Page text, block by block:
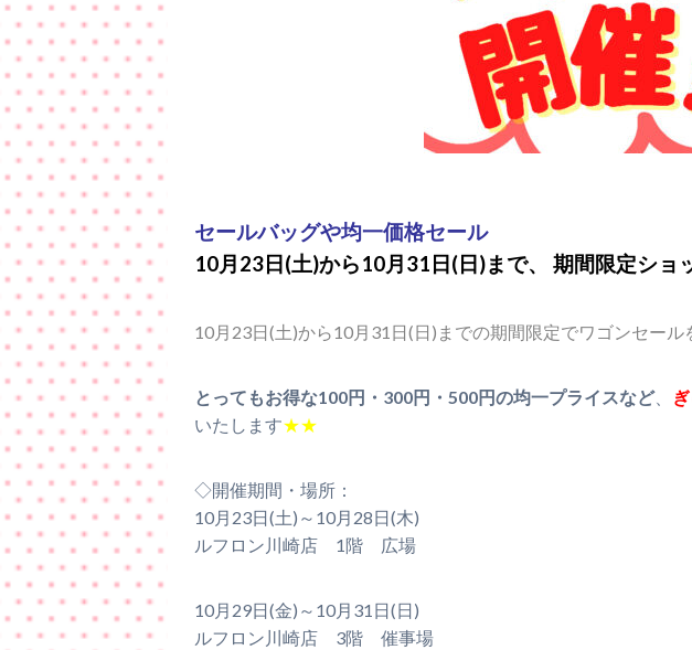
セールバッグや均一価格セール
10月23日(土)から10月31日(日)まで、 期間限定ショ
10月23日(土)から10月31日(日)までの期間限定でワゴンセール
とってもお得な100円・300円・500円の均一プライスなど、
いたします★★
◇開催期間・場所：
10月23日(土)～10月28日(木)
ルフロン川崎店 1階 広場
10月29日(金)～10月31日(日)
ルフロン川崎店 3階 催事場